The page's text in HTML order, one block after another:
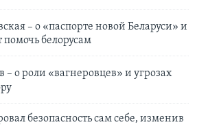
– о «паспорте новой Беларуси» и
белорусам
о роли «вагнеровцев» и угрозах
безопасность сам себе, изменив